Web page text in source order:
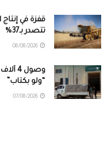
تتصدر بـ37%
وصول
“ولو بكتاب”